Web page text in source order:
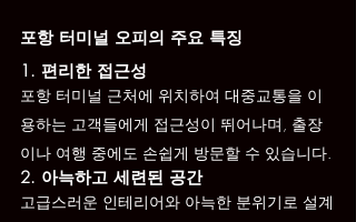
포항 터미널 오피의 주요 특징
1. 편리한 접근성
포항 터미널 근처에 위치하여 대중교통을 이
용하는 고객들에게 접근성이 뛰어나며, 출장
이나 여행 중에도 손쉽게 방문할 수 있습니다.
2. 아늑하고 세련된 공간
고급스러운 인테리어와 아늑한 분위기로 설계